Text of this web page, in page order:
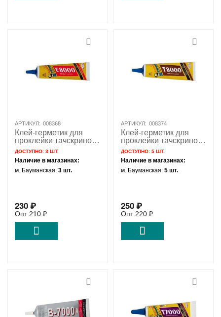
АРТИКУЛ: 008368
Клей-герметик для
проклейки тачскринов
прозрачный Mechanic
E8000 50мл
ДОСТУПНО:3 ШТ.
Наличие в магазинах:
м. Бауманская:3 шт.
230₽
Опт 210 ₽
АРТИКУЛ: 008374
Клей-герметик для
проклейки тачскринов
прозрачный Mechanic
T8000 50мл
ДОСТУПНО:5 ШТ.
Наличие в магазинах:
м. Бауманская:5 шт.
250₽
Опт 220 ₽